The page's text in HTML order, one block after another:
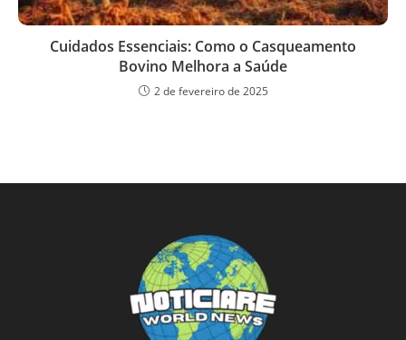
Cuidados Essenciais: Como o Casqueamento
Bovino Melhora a Saúde
2 de fevereiro de 2025